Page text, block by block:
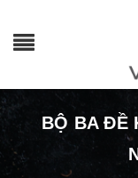
BỘ BA ĐỀ